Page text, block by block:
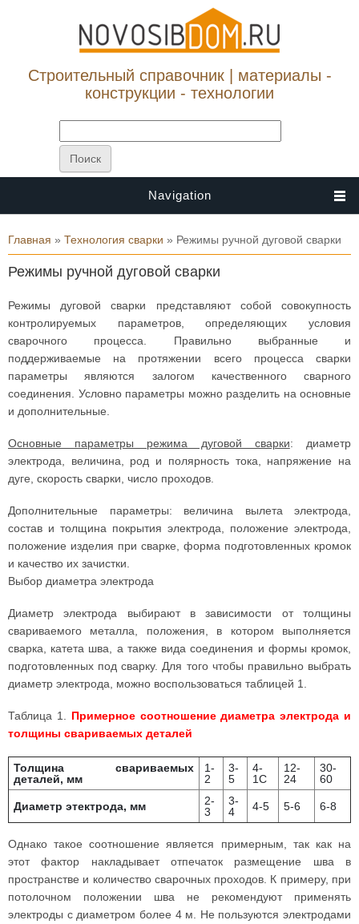
Строительный справочник | материалы -
конструкции - технологии
Navigation
Вы здесь
Главная » Технология сварки » Режимы ручной дуговой сварки
Режимы ручной дуговой сварки
Режимы дуговой сварки представляют собой совокупность
контролируемых параметров, определяющих условия
сварочного процесса. Правильно выбранные и
поддерживаемые на протяжении всего процесса сварки
параметры являются залогом качественного сварного
соединения. Условно параметры можно разделить на основные
и дополнительные.
Основные параметры режима дуговой сварки: диаметр
электрода, величина, род и полярность тока, напряжение на
дуге, скорость сварки, число проходов.
Дополнительные параметры: величина вылета электрода,
состав и толщина покрытия электрода, положение электрода,
положение изделия при сварке, форма подготовленных кромок
и качество их зачистки.
Выбор диаметра электрода
Диаметр электрода выбирают в зависимости от толщины
свариваемого металла, положения, в котором выполняется
сварка, катета шва, а также вида соединения и формы кромок,
подготовленных под сварку. Для того чтобы правильно выбрать
диаметр электрода, можно воспользоваться таблицей 1.
Таблица 1. Примерное соотношение диаметра электрода и
толщины свариваемых деталей
Толщина свариваемых
деталей, мм
1-
2
3-
5
4-
1С
12-
24
30-
60
Диаметр этектрода, мм
2-
3
3-
4
4-5 5-6 6-8
Однако такое соотношение является примерным, так как на
этот фактор накладывает отпечаток размещение шва в
пространстве и количество сварочных проходов. К примеру, при
потолочном положении шва не рекомендуют применять
электроды с диаметром более 4 м. Не пользуются электродами